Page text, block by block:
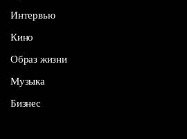
Интервью
Кино
Образ жизни
Музыка
Бизнес